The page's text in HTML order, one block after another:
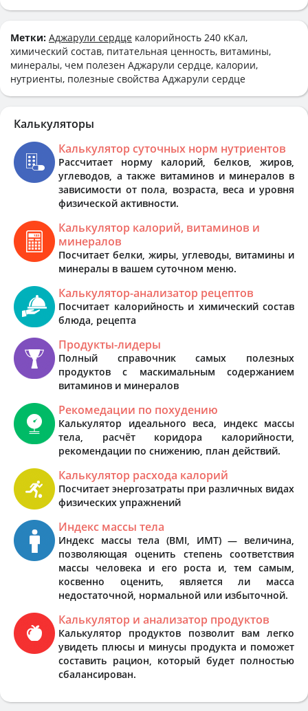
Метки: Аджарули сердце калорийность 240 кКал,
химический состав, питательная ценность, витамины,
минералы, чем полезен Аджарули сердце, калории,
нутриенты, полезные свойства Аджарули сердце
Калькуляторы
Калькулятор суточных норм нутриентов
Рассчитает норму калорий, белков, жиров,
углеводов, а также витаминов и минералов в
зависимости от пола, возраста, веса и уровня
физической активности.
Калькулятор калорий, витаминов и
минералов
Посчитает белки, жиры, углеводы, витамины и
минералы в вашем суточном меню.
Калькулятор-анализатор рецептов
Посчитает калорийность и химический состав
блюда, рецепта
Продукты-лидеры
Полный справочник самых полезных
продуктов с маскимальным содержанием
витаминов и минералов
Рекомедации по похудению
Калькулятор идеального веса, индекс массы
тела, расчёт коридора калорийности,
рекомендации по снижению, план действий.
Калькулятор расхода калорий
Посчитает энергозатраты при различных видах
физических упражнений
Индекс массы тела
Индекс массы тела (BMI, ИМТ) — величина,
позволяющая оценить степень соответствия
массы человека и его роста и, тем самым,
косвенно оценить, является ли масса
недостаточной, нормальной или избыточной.
Калькулятор и анализатор продуктов
Калькулятор продуктов позволит вам легко
увидеть плюсы и минусы продукта и поможет
составить рацион, который будет полностью
сбалансирован.